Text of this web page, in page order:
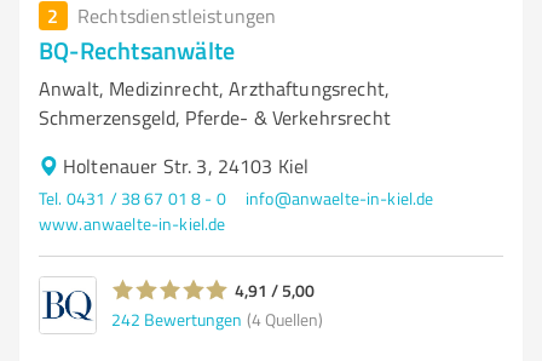
2 Rechtsdienstleistungen
BQ-Rechtsanwälte
Anwalt, Medizinrecht, Arzthaftungsrecht,
Schmerzensgeld, Pferde- & Verkehrsrecht
Holtenauer Str. 3, 24103 Kiel
Tel. 0431 / 38 67 01 8 - 0
info@anwaelte-in-kiel.de
www.anwaelte-in-kiel.de
4,91 / 5,00
242 Bewertungen (4 Quellen)